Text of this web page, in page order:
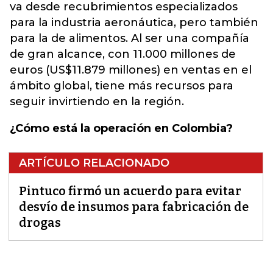
va desde recubrimientos especializados
para la industria aeronáutica, pero también
para la de alimentos. Al ser una compañía
de gran alcance, con 11.000 millones de
euros (US$11.879 millones) en ventas en el
ámbito global, tiene más recursos para
seguir invirtiendo en la región.
¿Cómo está la operación en Colombia?
ARTÍCULO RELACIONADO
Pintuco firmó un acuerdo para evitar
desvío de insumos para fabricación de
drogas